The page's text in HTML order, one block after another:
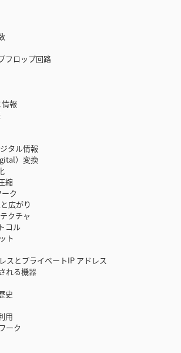
フロップ回路
報
タル情報
）変換
縮
ク
広がり
クチャ
コル
ト
スとプライベートIP アドレス
れる機器
史
用
ーク